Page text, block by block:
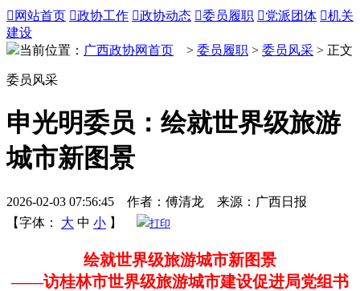
 网站首页 政协工作 政协动态 委员履职 党派团体 机关
建设
当前位置： 广西政协网首页 > 委员履职 > 委员风采 > 正文
委员风采
申光明委员：绘就世界级旅游
城市新图景
2026-02-03 07:56:45 作者：傅清龙 来源：广西日报
【字体：
大 中 小 】 打印
绘就世界级旅游城市新图景
——访桂林市世界级旅游城市建设促进局党组书